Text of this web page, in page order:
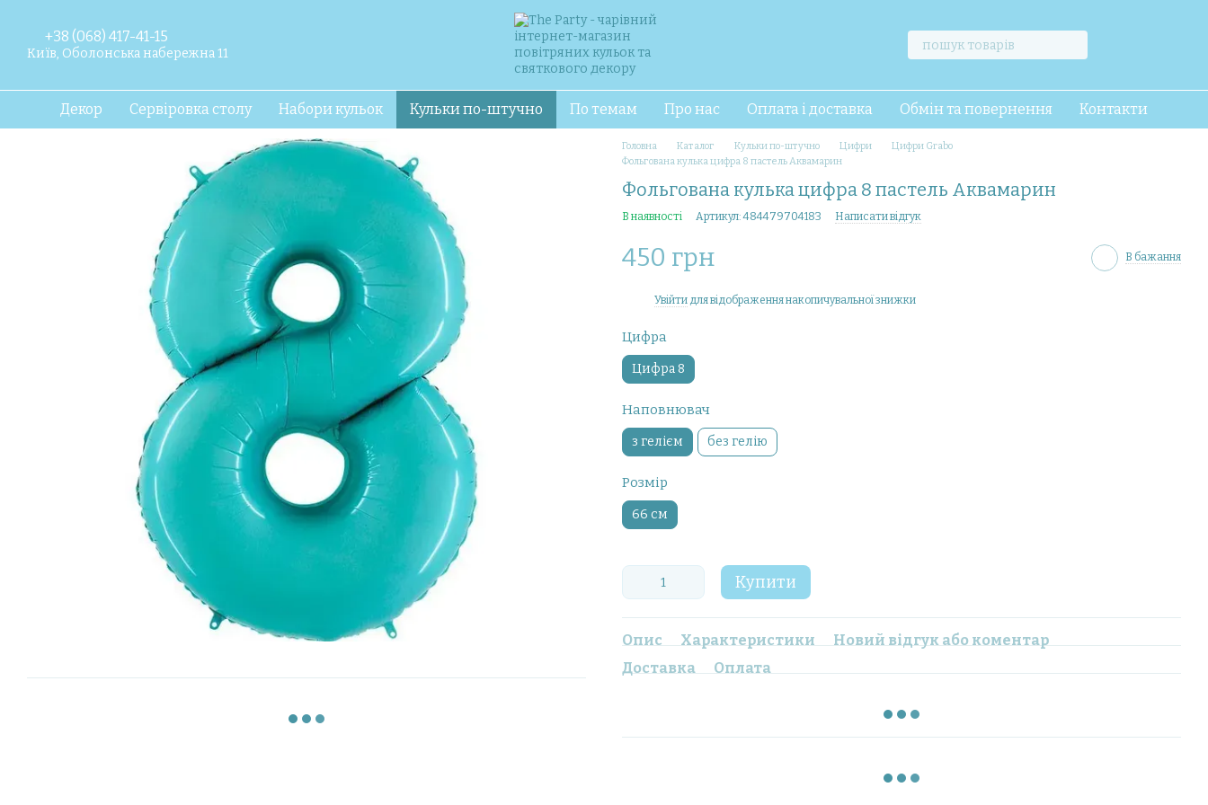
+38 (068) 417-41-15
Київ, Оболонська набережна 11
Декор Сервіровка столу Набори кульок Кульки по-штучно По темам Про нас Оплата і доставка Обмін та повернення Контакти
Головна Каталог Кульки по-штучно Цифри
Цифри Grabo
Фольгована кулька цифра 8 пастель Аквамарин
Фольгована кулька цифра 8 пастель Аквамарин
В наявності Артикул: 484479704183 Написати відгук
450 грн В бажання
Увійти для відображення накопичувальної знижки
Цифра
Цифра 8
Наповнювач
з гелієм без гелію
Розмір
66 см
Купити
Опис Характеристики
Новий відгук або коментар
Доставка
Оплата